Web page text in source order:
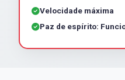
Velocidade máxima
Paz de espírito: